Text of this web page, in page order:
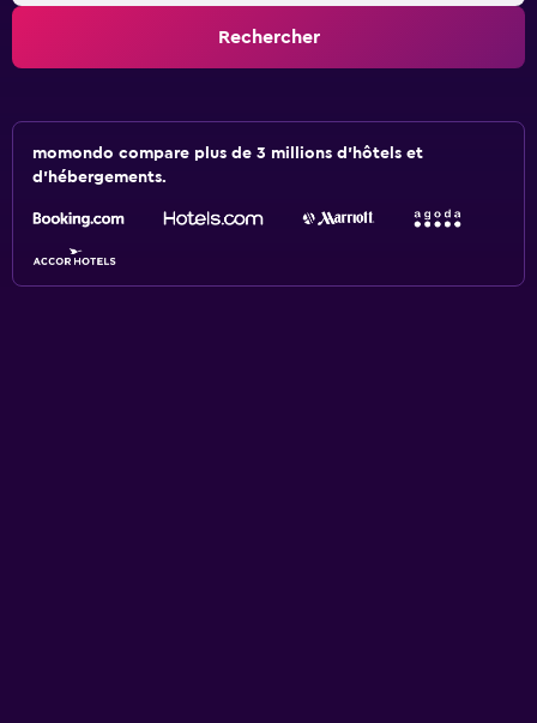
Rechercher
momondo compare plus de 3 millions d'hôtels et
d'hébergements.